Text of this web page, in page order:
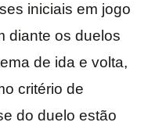
iniciais em jogo
diante os duelos
de ida e volta,
critério de
do duelo estão